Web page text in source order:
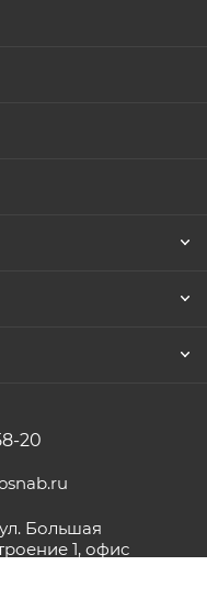
20
ул. Большая
1, офис